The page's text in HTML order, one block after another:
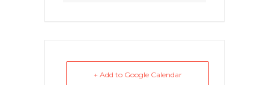
+ Add to Google Calendar